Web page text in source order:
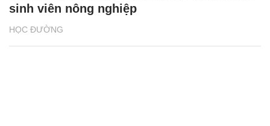
HỌC ĐƯỜNG
sinh viên nông nghiệp